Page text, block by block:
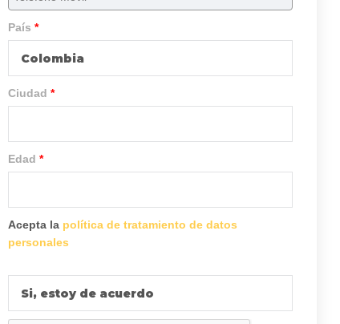
País *
Colombia
Ciudad *
Edad *
Acepta la política de tratamiento de datos
personales
Si, estoy de acuerdo